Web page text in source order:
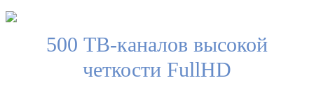
500 ТВ-каналов высокой
четкости FullHD